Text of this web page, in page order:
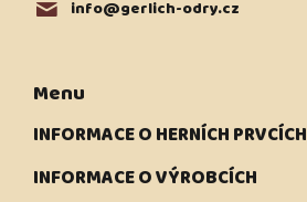
info@gerlich-odry.cz
Menu
INFORMACE O HERNÍCH PRVCÍCH
INFORMACE O VÝROBCÍCH